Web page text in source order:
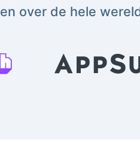
over de hele